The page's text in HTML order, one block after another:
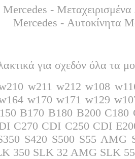
Mercedes -
Mercedes - Αυτοκίνητα
για σχεδόν όλα τα
w211 w212 w108
w170 w171 w129
B170 B180 B200
C270 CDI C250 CDI
S420 S500 S55
350 SLK 32 AMG SLK